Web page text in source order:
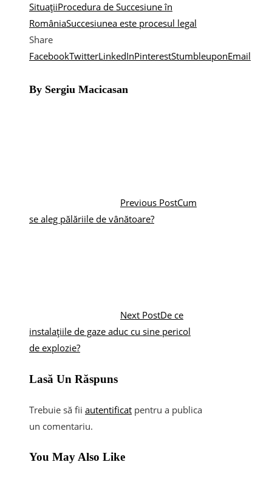
SituațiiProcedura de Succesiune în
RomâniaSuccesiunea este procesul legal
Share
FacebookTwitterLinkedInPinterestStumbleuponEmail
By Sergiu Macicasan
Previous PostCum
se aleg pălăriile de vânătoare?
Next PostDe ce
instalațiile de gaze aduc cu sine pericol
de explozie?
Lasă Un Răspuns
Trebuie să fii autentificat pentru a publica
un comentariu.
You May Also Like